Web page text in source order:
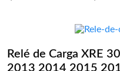
Relé de Carga XRE
2013 2014 2015